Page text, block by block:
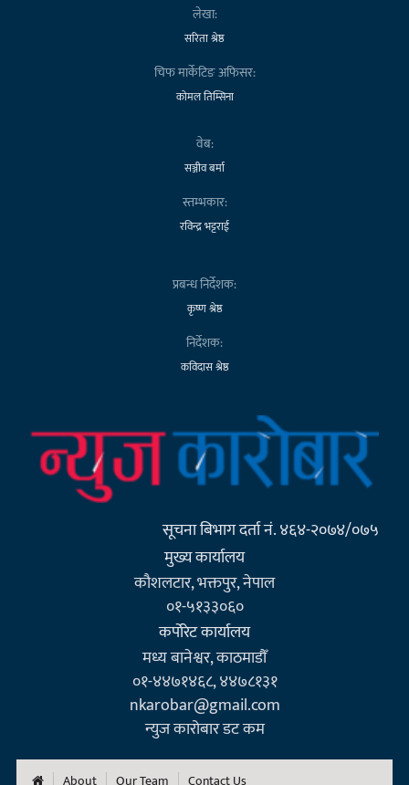
लेखा:
सरिता श्रेष्ठ
चिफ मार्केटिङ अफिसर:
कोमल तिम्सिना
वेब:
सञ्जीव बर्मा
स्तम्भकार:
रविन्द्र भट्टराई
प्रबन्ध निर्देशक:
कृष्ण श्रेष्ठ
निर्देशक:
कविदास श्रेष्ठ
सूचना बिभाग दर्ता नं. ४६४-२०७४/०७५
मुख्य कार्यालय
कौशलटार, भक्तपुर, नेपाल
०१-५१३३०६०
कर्पाेरेट कार्यालय
मध्य बानेश्वर, काठमाडौँ
०१-४४७१४६८, ४४७८१३१
nkarobar@gmail.com
न्युज कारोबार डट कम
About Our Team Contact Us